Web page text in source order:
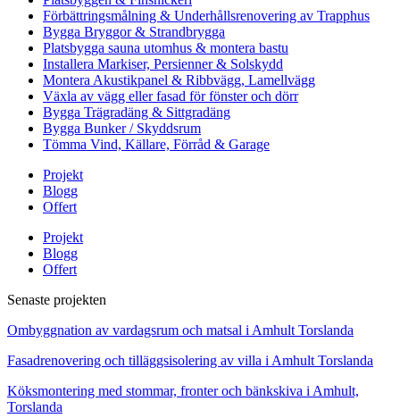
Förbättringsmålning & Underhållsrenovering av Trapphus
Bygga Bryggor & Strandbrygga
Platsbygga sauna utomhus & montera bastu
Installera Markiser, Persienner & Solskydd
Montera Akustikpanel & Ribbvägg, Lamellvägg
Växla av vägg eller fasad för fönster och dörr
Bygga Trägradäng & Sittgradäng
Bygga Bunker / Skyddsrum
Tömma Vind, Källare, Förråd & Garage
Projekt
Blogg
Offert
Projekt
Blogg
Offert
Senaste projekten
Ombyggnation av vardagsrum och matsal i Amhult Torslanda
Fasadrenovering och tilläggsisolering av villa i Amhult Torslanda
Köksmontering med stommar, fronter och bänkskiva i Amhult,
Torslanda